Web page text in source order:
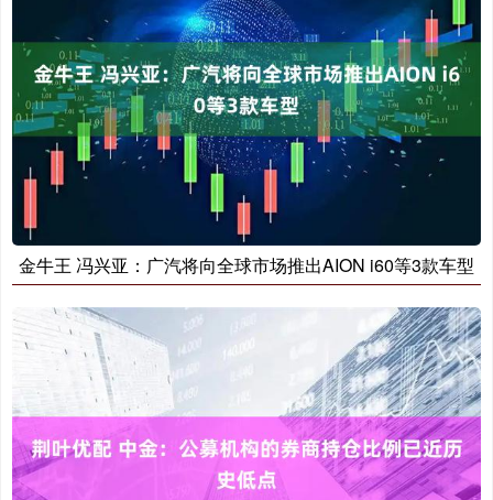
金牛王 冯兴亚：广汽将向全球市场推出AION i60等3款车型